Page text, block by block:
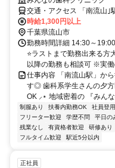
交通・アクセス 「南流山｣
時給1,300円以上
千葉県流山市
勤務時間詳細 14:30～
⭐ラストまで勤務出来る方
以降の勤務も相談可 ※実
仕事内容 「南流山駅」か
す◎ 歯科系学生さんの夕
OK ⸝⋆ 地域密着の 『みん
制服あり 扶養内勤務OK 社員登
フリーター歓迎
学歴不問 平日の
残業なし
有資格者歓迎 研修あり
フルタイム歓迎
駅近5分以内
正社員